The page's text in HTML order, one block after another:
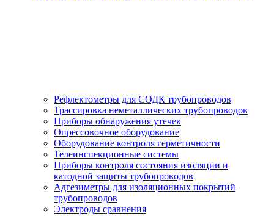
Рефлектометры для СОДК трубопроводов
Трассировка неметаллических трубопроводов
Приборы обнаружения утечек
Опрессовочное оборудование
Оборудование контроля герметичности
Телеинспекционные системы
Приборы контроля состояния изоляции и
катодной защиты трубопроводов
Адгезиметры для изоляционных покрытий
трубопроводов
Электроды сравнения